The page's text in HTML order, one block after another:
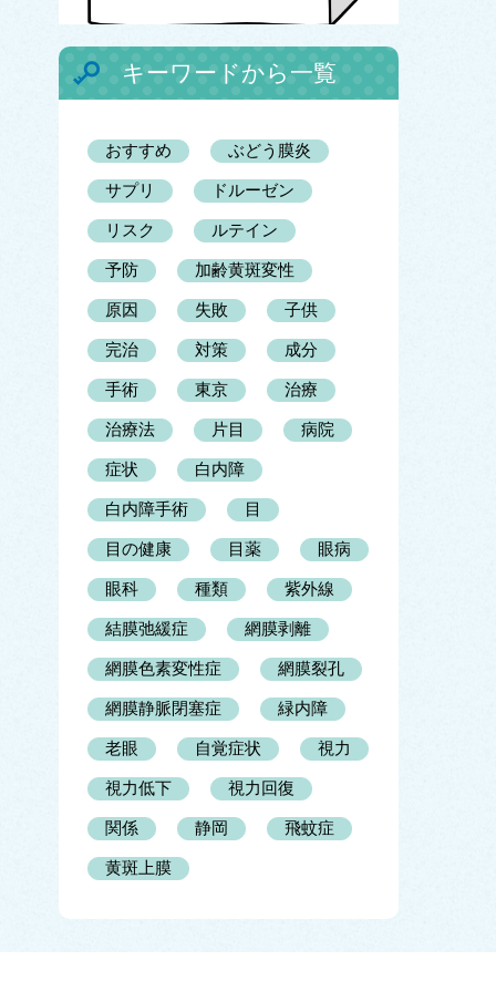
キーワードから一覧
おすすめ ぶどう膜炎
サプリ ドルーゼン
リスク ルテイン
予防 加齢黄斑変性
原因 失敗 子供
完治 対策 成分
手術 東京 治療
治療法 片目 病院
症状 白内障
白内障手術 目
目の健康 目薬 眼病
眼科 種類 紫外線
結膜弛緩症 網膜剥離
網膜色素変性症 網膜裂孔
網膜静脈閉塞症 緑内障
老眼 自覚症状 視力
視力低下 視力回復
関係 静岡 飛蚊症
黄斑上膜